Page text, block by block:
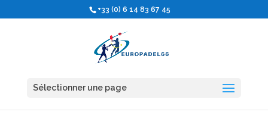
+33 (0) 6 14 83 67 45
Sélectionner une page